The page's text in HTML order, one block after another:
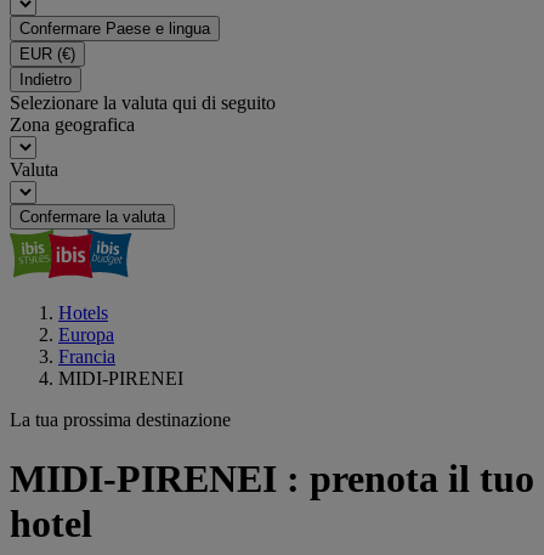
Confermare Paese e lingua
EUR (€)
Indietro
Selezionare la valuta qui di seguito
Zona geografica
Valuta
Confermare la valuta
Hotels
Europa
Francia
MIDI-PIRENEI
La tua prossima destinazione
MIDI-PIRENEI : prenota il tuo
hotel